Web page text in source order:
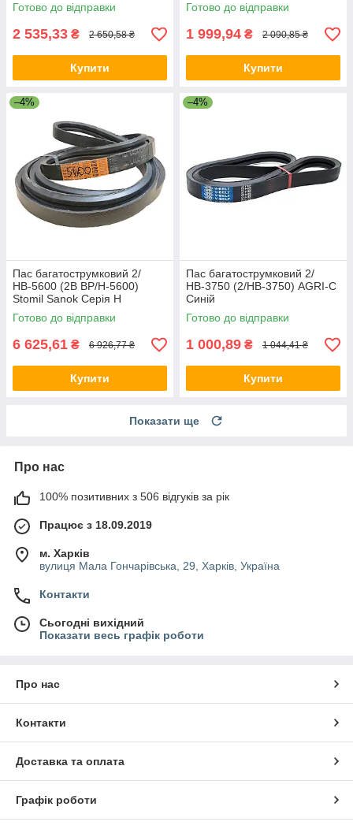
Готово до відправки
2 535,33 ₴ 2 650,58 ₴
Купити
Готово до відправки
1 999,94 ₴ 2 090,85 ₴
Купити
–4%
Пас багатострумковий 2/
НВ-5600 (2B BP/H-5600)
Stomil Sanok Серія H
Готово до відправки
6 625,61 ₴ 6 926,77 ₴
Купити
–4%
Пас багатострумковий 2/
НВ-3750 (2/HB-3750) AGRI-C
Синій
Готово до відправки
1 000,89 ₴ 1 044,41 ₴
Купити
Показати ще
Про нас
100% позитивних з 506 відгуків за рік
Працює з 18.09.2019
м. Харків
вулиця Мала Гончарівська, 29, Харків, Україна
Контакти
Сьогодні вихідний
Показати весь графік роботи
Про нас
Контакти
Доставка та оплата
Графік роботи